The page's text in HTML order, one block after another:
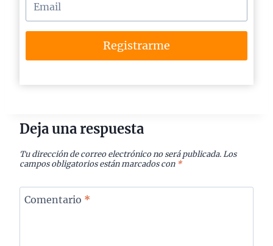
Registrarme
Deja una respuesta
Tu dirección de correo electrónico no será publicada. Los
campos obligatorios están marcados con *
Comentario *